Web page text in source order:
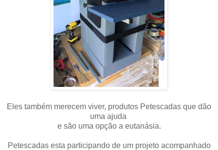
Eles também merecem viver, produtos Petescadas que dão
uma ajuda
e são uma opção a eutanásia.
Petescadas esta participando de um projeto acompanhado